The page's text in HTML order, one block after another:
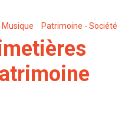
Patrimoine - Société